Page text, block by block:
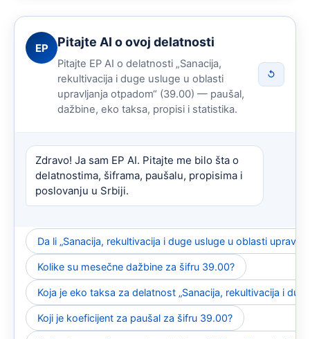
EP Pitajte AI o ovoj delatnosti
Pitajte EP AI o delatnosti „Sanacija,
rekultivacija i duge usluge u oblasti
upravljanja otpadom“ (39.00) — paušal,
dažbine, eko taksa, propisi i statistika.
↺
Zdravo! Ja sam EP AI. Pitajte me bilo šta o
delatnostima, šiframa, paušalu, propisima i
poslovanju u Srbiji.
Da li „Sanacija, rekultivacija i duge usluge u oblasti
Kolike su mesečne dažbine za šifru 39.00?
Koja je eko taksa za delatnost „Sanacija, rekultivacija i
Koji je koeficijent za paušal za šifru 39.00?